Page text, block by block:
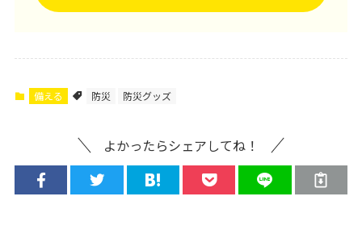
備える 防災 防災グッズ
よかったらシェアしてね！